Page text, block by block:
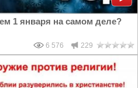
1 января на самом деле?
6 576 229